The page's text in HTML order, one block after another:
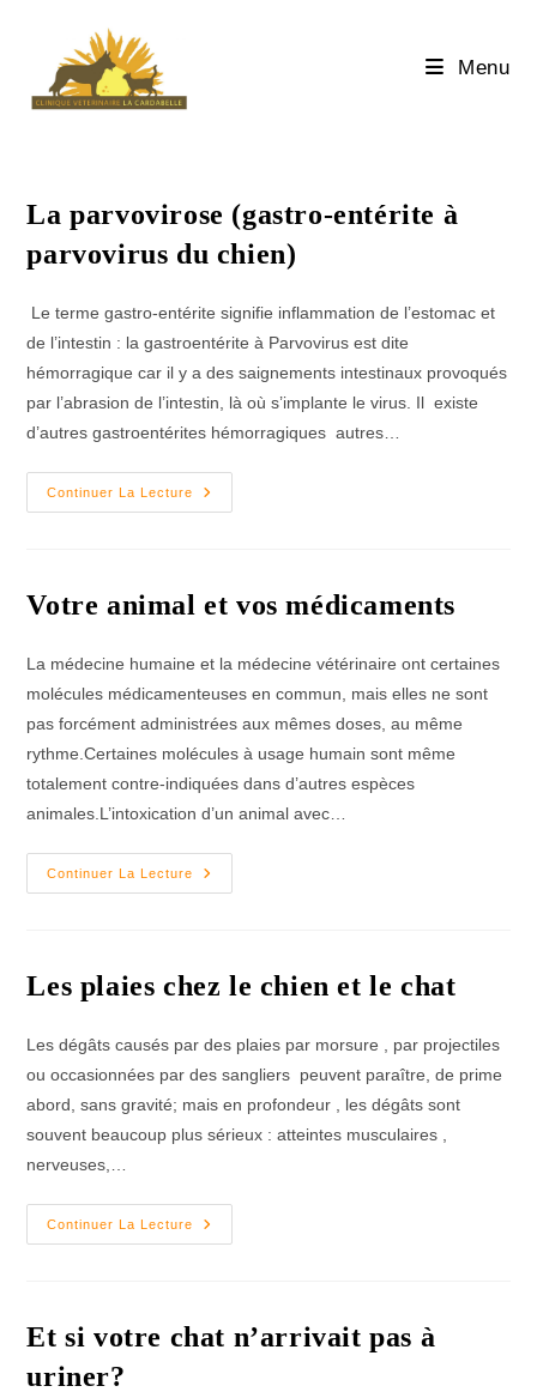
Menu
La parvovirose (gastro-entérite à
parvovirus du chien)
Le terme gastro-entérite signifie inflammation de l’estomac et
de l’intestin : la gastroentérite à Parvovirus est dite
hémorragique car il y a des saignements intestinaux provoqués
par l’abrasion de l’intestin, là où s’implante le virus. Il existe
d’autres gastroentérites hémorragiques autres…
Continuer La Lecture
La
Parvovirose
Du
Chien)
Votre animal et vos médicaments
La médecine humaine et la médecine vétérinaire ont certaines
molécules médicamenteuses en commun, mais elles ne sont
pas forcément administrées aux mêmes doses, au même
rythme.Certaines molécules à usage humain sont même
totalement contre-indiquées dans d’autres espèces
animales.L’intoxication d’un animal avec…
Continuer La Lecture
Votre
Animal
Les plaies chez le chien et le chat
Les dégâts causés par des plaies par morsure , par projectiles
ou occasionnées par des sangliers peuvent paraître, de prime
abord, sans gravité; mais en profondeur , les dégâts sont
souvent beaucoup plus sérieux : atteintes musculaires ,
nerveuses,…
Continuer La Lecture
Les
Plaies
Chat
Et si votre chat n’arrivait pas à
uriner?